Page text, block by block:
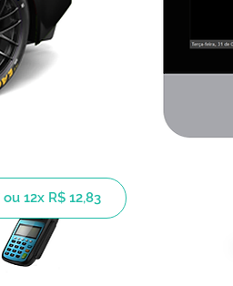
12x R$ 12,83